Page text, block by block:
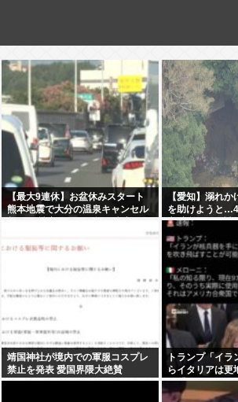
【最大9連休】お盆休みスタート
熊本地震で大分の温泉キャンセル
【愛知】溺れ
を助けようと
亡 家族3人で川
助けられる
靖国神社が境内での軍服コスプレ
禁止を発表 愛国界隈大絶賛
トランプ「イラ
らイタリアは更
ニ「使ったのア
な」